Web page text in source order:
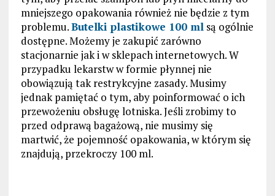
mniejszego opakowania również nie będzie z tym
problemu.Butelki plastikowe 100 mlsą ogólnie
dostępne. Możemy je zakupić zarówno
stacjonarnie jak i w sklepach internetowych. W
przypadku lekarstw w formie płynnej nie
obowiązują tak restrykcyjne zasady. Musimy
jednak pamiętać o tym, aby poinformować o ich
przewożeniu obsługę lotniska. Jeśli zrobimy to
przed odprawą bagażową, nie musimy się
martwić, że pojemność opakowania, w którym się
znajdują, przekroczy 100 ml.